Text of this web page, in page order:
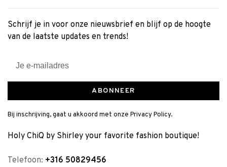
Schrijf je in voor onze nieuwsbrief en blijf op de hoogte
van de laatste updates en trends!
ABONNEER
Bij inschrijving, gaat u akkoord met onze Privacy Policy.
Holy ChiQ by Shirley your favorite fashion boutique!
Telefoon: +316 50829456